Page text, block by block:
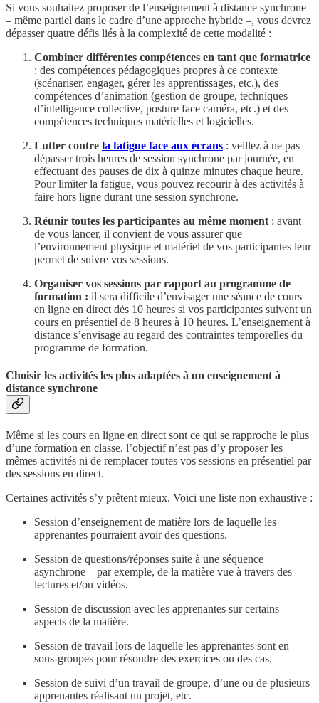
Si vous souhaitez proposer de l’enseignement à distance synchrone
– même partiel dans le cadre d’une approche hybride –, vous devrez
dépasser quatre défis liés à la complexité de cette modalité :
Combiner différentes compétences en tant que formatrice
: des compétences pédagogiques propres à ce contexte
(scénariser, engager, gérer les apprentissages, etc.), des
compétences d’animation (gestion de groupe, techniques
d’intelligence collective, posture face caméra, etc.) et des
compétences techniques matérielles et logicielles.
Lutter contre la fatigue face aux écrans : veillez à ne pas
dépasser trois heures de session synchrone par journée, en
effectuant des pauses de dix à quinze minutes chaque heure.
Pour limiter la fatigue, vous pouvez recourir à des activités à
faire hors ligne durant une session synchrone.
Réunir toutes les participantes au même moment : avant
de vous lancer, il convient de vous assurer que
l’environnement physique et matériel de vos participantes leur
permet de suivre vos sessions.
Organiser vos sessions par rapport au programme de
formation : il sera difficile d’envisager une séance de cours
en ligne en direct dès 10 heures si vos participantes suivent un
cours en présentiel de 8 heures à 10 heures. L’enseignement à
distance s’envisage au regard des contraintes temporelles du
programme de formation.
Choisir les activités les plus adaptées à un enseignement à
distance synchrone
Même si les cours en ligne en direct sont ce qui se rapproche le plus
d’une formation en classe, l’objectif n’est pas d’y proposer les
mêmes activités ni de remplacer toutes vos sessions en présentiel par
des sessions en direct.
Certaines activités s’y prêtent mieux. Voici une liste non exhaustive :
Session d’enseignement de matière lors de laquelle les
apprenantes pourraient avoir des questions.
Session de questions/réponses suite à une séquence
asynchrone – par exemple, de la matière vue à travers des
lectures et/ou vidéos.
Session de discussion avec les apprenantes sur certains
aspects de la matière.
Session de travail lors de laquelle les apprenantes sont en
sous-groupes pour résoudre des exercices ou des cas.
Session de suivi d’un travail de groupe, d’une ou de plusieurs
apprenantes réalisant un projet, etc.